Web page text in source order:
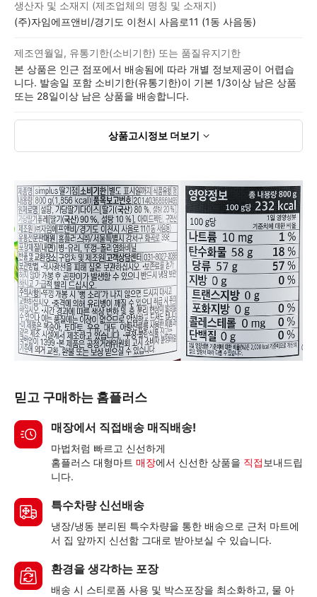
생산자 및 소재지 (제조업체의 명칭 및 소재지)
(주)자임에프앤비/경기도 이천시 사음로11 (1동 사음동)
제조연월일, 유통기한(소비기한) 또는 품질유지기한
본 상품은 인근 점포에서 배송됨에 따라 개별 정보제공이 어렵습
니다. 발송일 포함 소비기한(유통기한)이 기본 1/3이상 남은 상품
또는 28일이상 남은 상품을 배송합니다.
상품고시정보 더보기
믿고 구매하는 홈플러스
매장에서 직접배송 매직배송!
마법처럼 빠르고 신선하게
홈플러스 대형마트 매장에서 신선한 상품을 직접 보내드립
니다.
특수차량 신선배송
냉장/냉동 분리된 특수차량을 통한 배송으로 근처 마트에
서 집 앞까지 신선함 그대로 받아보실 수 있습니다.
환경을 생각하는 포장
배송 시 스티로폼 사용 및 박스포장을 최소화하고, 물 아